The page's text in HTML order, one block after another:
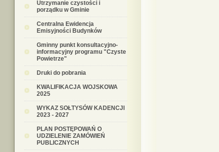
Utrzymanie czystości i
porządku w Gminie
Centralna Ewidencja
Emisyjności Budynków
Gminny punkt konsultacyjno-
informacyjny programu "Czyste
Powietrze"
Druki do pobrania
KWALIFIKACJA WOJSKOWA
2025
WYKAZ SOŁTYSÓW KADENCJI
2023 - 2027
PLAN POSTĘPOWAŃ O
UDZIELENIE ZAMÓWIEŃ
PUBLICZNYCH